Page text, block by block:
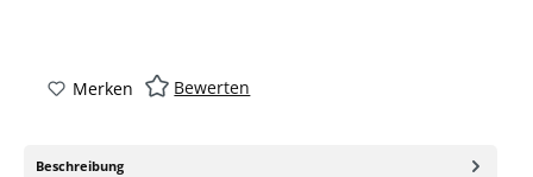
Merken Bewerten
Beschreibung